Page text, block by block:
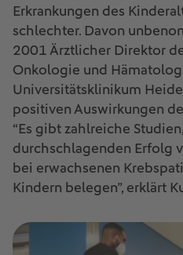
Erkrankungen des
schlechter. Davon
2001 Ärztlicher Direktor
Onkologie und
Universitätsklinikum
positiven Auswirkungen
“Es gibt zahlreiche
durchschlagenden Erfolg
bei erwachsenen
Kindern belegen”, erklärt